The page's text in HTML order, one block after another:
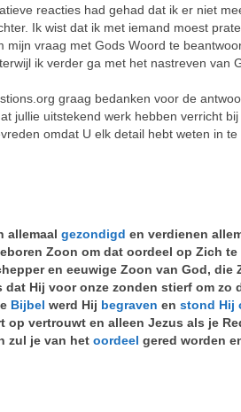
reacties had gehad dat ik er niet
Ik wist dat ik met iemand moest
mijn vraag met Gods Woord te
ik verder ga met het nastreven van
graag bedanken voor de
jullie uitstekend werk hebben verricht
omdat U elk detail hebt weten in
allemaal gezondigd en verdienen
Zoon om dat oordeel op Zich
en eeuwige Zoon van God, die
Hij voor onze zonden stierf om zo
Bijbel werd Hij begraven en stond Hij
op vertrouwt en alleen Jezus als je
zul je van het oordeel gered worden